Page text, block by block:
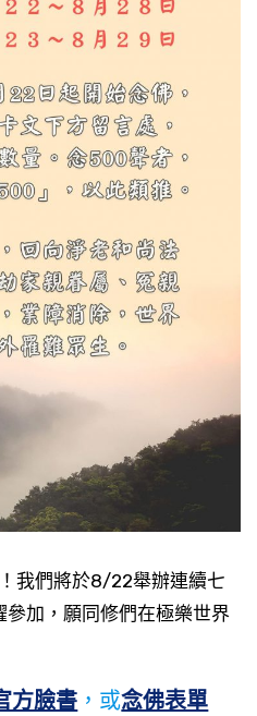
我們將於8/22舉辦連續七
加，願同修們在極樂世界
方臉書 ，或念佛表單